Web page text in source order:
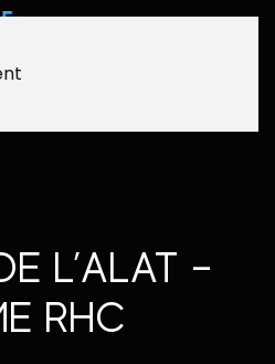
RHC